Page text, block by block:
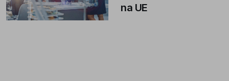
na UE